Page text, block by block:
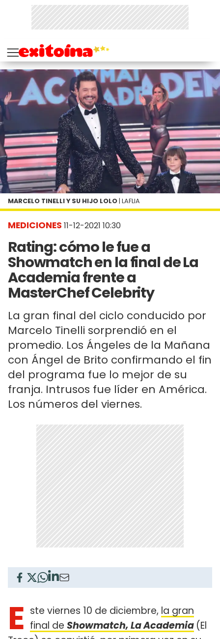
MEDICIONES 11-12-2021 10:30
Rating: cómo le fue a
Showmatch en la final de La
Academia frente a
MasterChef Celebrity
La gran final del ciclo conducido por
Marcelo Tinelli sorprendió en el
promedio. Los Ángeles de la Mañana
con Ángel de Brito confirmando el fin
del programa fue lo mejor de su
franja. Intrusos fue líder en América.
Los números del viernes.
MARCELO TINELLI Y SU HIJO LOLO | LAFLIA
E ste viernes 10 de diciembre, la gran
final de Showmatch, La Academia (El